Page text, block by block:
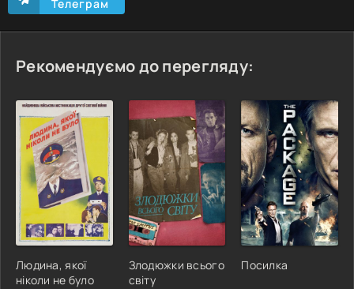
Телеграм
Рекомендуємо до перегляду:
Людина, якої
ніколи не було
Злодюжки всього
світу
Посилка